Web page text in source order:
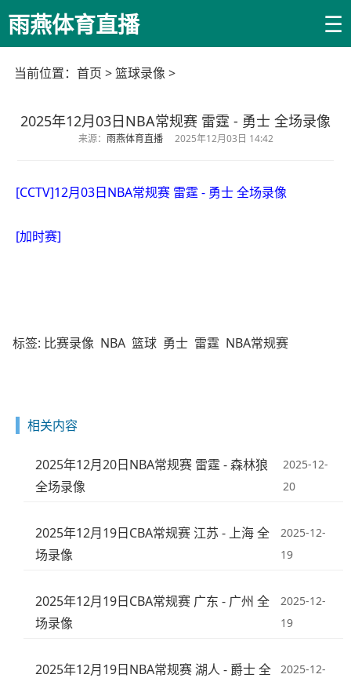
雨燕体育直播 ☰
当前位置： 首页 >篮球录像 >
2025年12月03日NBA常规赛 雷霆 - 勇士 全场录像
来源： 雨燕体育直播 2025年12月03日 14:42
[CCTV]12月03日NBA常规赛 雷霆 - 勇士 全场录像
[加时赛]
标签: 比赛录像 NBA 篮球 勇士 雷霆 NBA常规赛
相关内容
2025年12月20日NBA常规赛 雷霆 - 森林狼
全场录像
2025-12-
20
2025年12月19日CBA常规赛 江苏 - 上海 全
场录像
2025-12-
19
2025年12月19日CBA常规赛 广东 - 广州 全
场录像
2025-12-
19
2025年12月19日NBA常规赛 湖人 - 爵士 全
2025-12-